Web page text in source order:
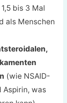
bis 3 Mal
als Menschen
(wie NSAID-
Aspirin, was